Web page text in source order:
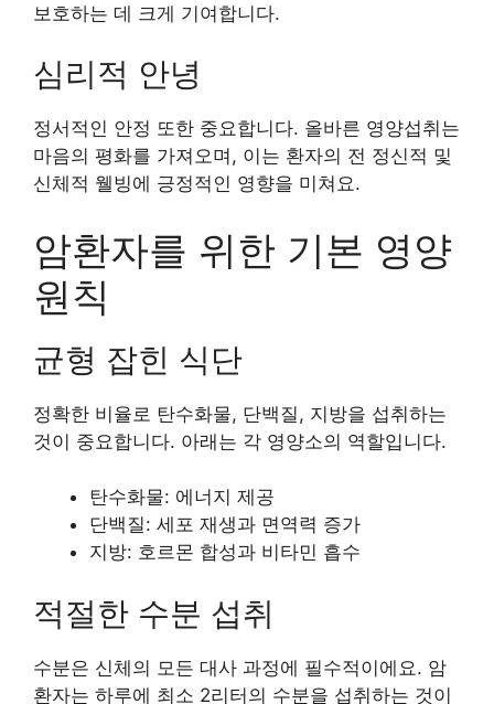
보호하는 데 크게 기여합니다.
심리적 안녕
정서적인 안정 또한 중요합니다. 올바른 영양섭취는
마음의 평화를 가져오며, 이는 환자의 전 정신적 및
신체적 웰빙에 긍정적인 영향을 미쳐요.
암환자를 위한 기본 영양
원칙
균형 잡힌 식단
정확한 비율로 탄수화물, 단백질, 지방을 섭취하는
것이 중요합니다. 아래는 각 영양소의 역할입니다.
탄수화물: 에너지 제공
단백질: 세포 재생과 면역력 증가
지방: 호르몬 합성과 비타민 흡수
적절한 수분 섭취
수분은 신체의 모든 대사 과정에 필수적이에요. 암
환자는 하루에 최소 2리터의 수분을 섭취하는 것이